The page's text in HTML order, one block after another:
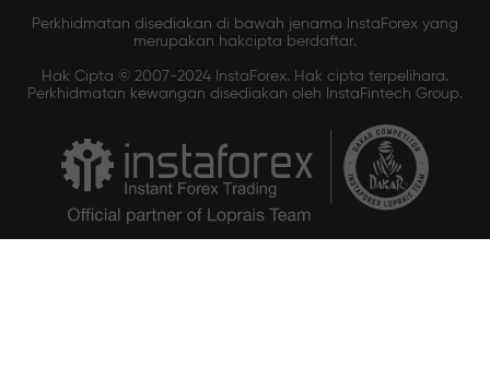
Perkhidmatan disediakan di bawah jenama InstaForex yang
merupakan hakcipta berdaftar.
Hak Cipta © 2007-2024 InstaForex. Hak cipta terpelihara.
Perkhidmatan kewangan disediakan oleh InstaFintech Group.